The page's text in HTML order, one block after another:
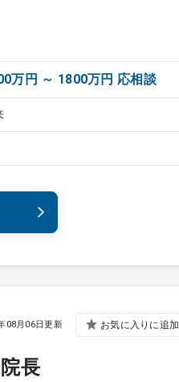
万円 ～ 1800万円 応相談
長
08月06日更新 お気に入りに追加